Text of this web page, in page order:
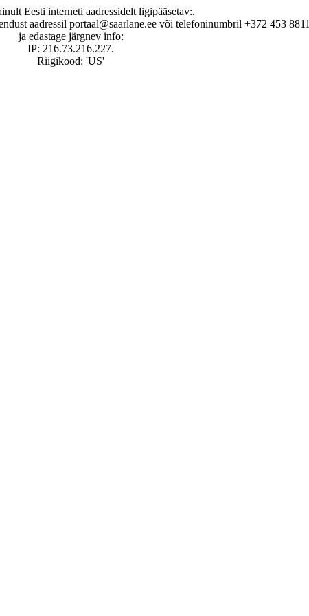
Eesti interneti aadressidelt ligipääsetav:.
aadressil portaal@saarlane.ee või telefoninumbril +372 453 8811
ja edastage järgnev info:
IP: 216.73.216.227.
Riigikood: 'US'